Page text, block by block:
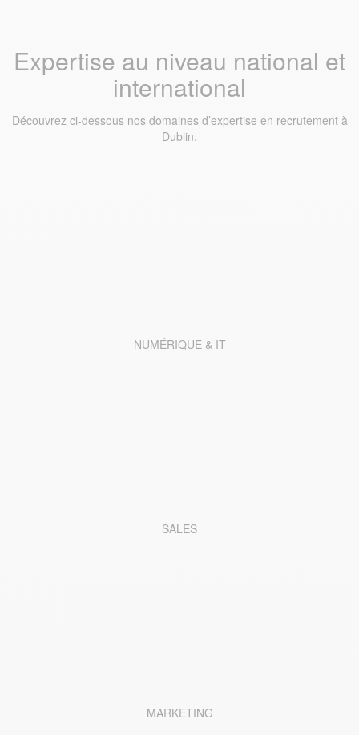
Expertise au niveau national et
international
Découvrez ci-dessous nos domaines d’expertise en recrutement à
Dublin.
NUMÉRIQUE & IT
SALES
MARKETING